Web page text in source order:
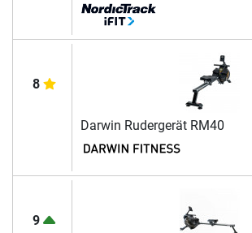
8
Darwin Rudergerät RM40
9